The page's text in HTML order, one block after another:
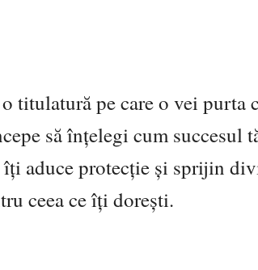
titulatură pe care o vei
să înțelegi cum succesul
aduce protecție și sprijin
ceea ce îți dorești.